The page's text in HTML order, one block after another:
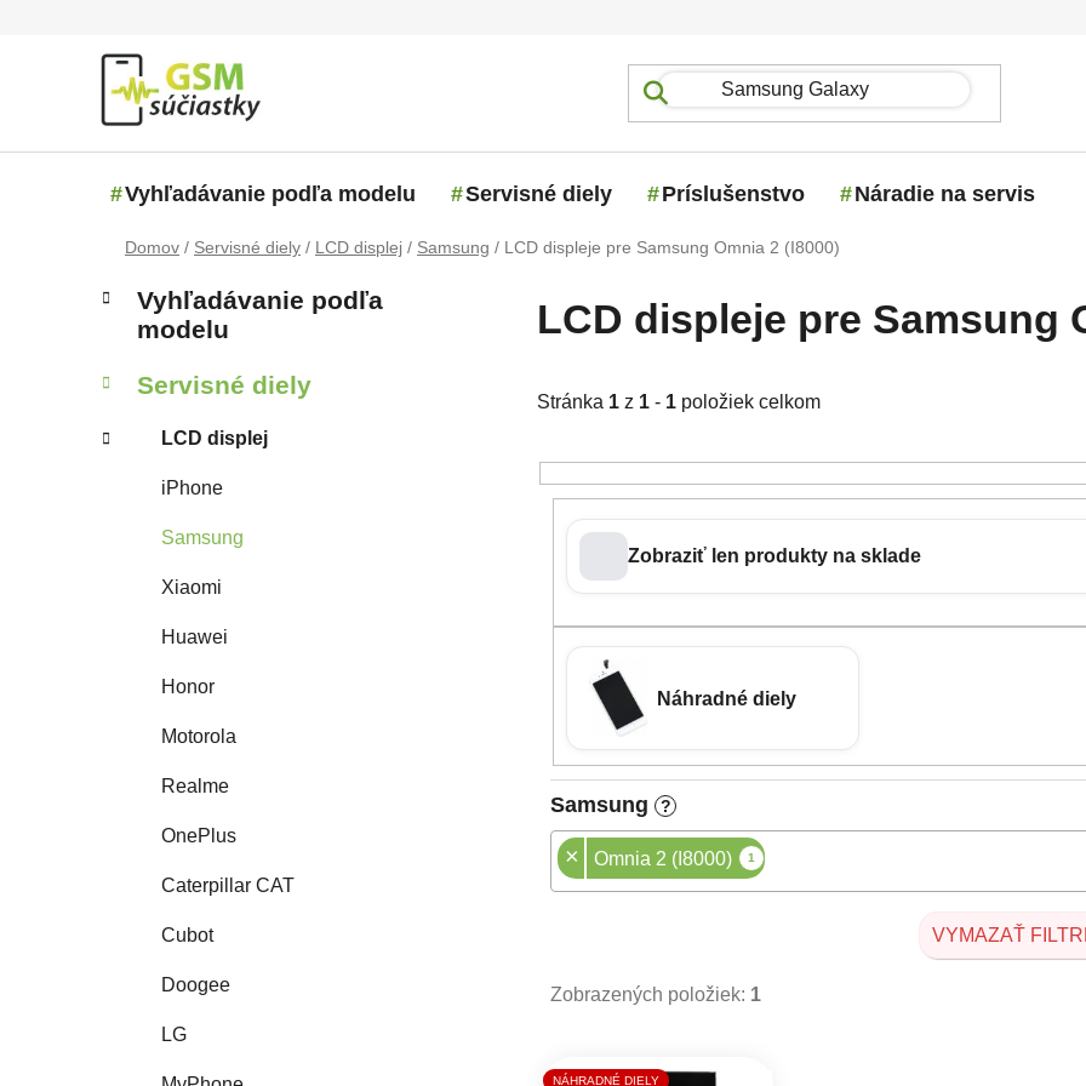
Vyhľadávanie podľa modelu Servisné diely Príslušenstvo Náradie na servis
Domov / Servisné diely / LCD displej / Samsung / LCD displeje pre Samsung Omnia 2 (I8000)
Bočný panel
Kategórie
Vyhľadávanie podľa
modelu
Servisné diely
LCD displej
iPhone
Samsung
Xiaomi
Huawei
Honor
Motorola
Realme
OnePlus
Caterpillar CAT
Cubot
Doogee
LG
LCD displeje pre Samsung
Stránka 1 z 1 - 1 položiek celkom
Zobraziť len produkty na sklade
Náhradné diely
Samsung ?
× Omnia 2 (I8000) 1
VYMAZAŤ
Zobrazených položiek: 1
Výpis produktov
NÁHRADNÉ DIELY